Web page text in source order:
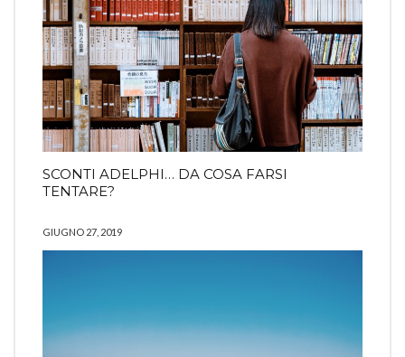
SCONTI ADELPHI… DA COSA FARSI
TENTARE?
GIUGNO 27, 2019